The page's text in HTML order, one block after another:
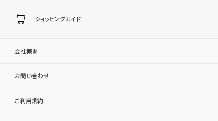
会社概要
お問い合わせ
ご利用規約
ショッピングガイド